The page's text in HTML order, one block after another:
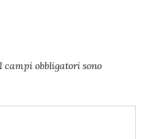
I campi obbligatori sono